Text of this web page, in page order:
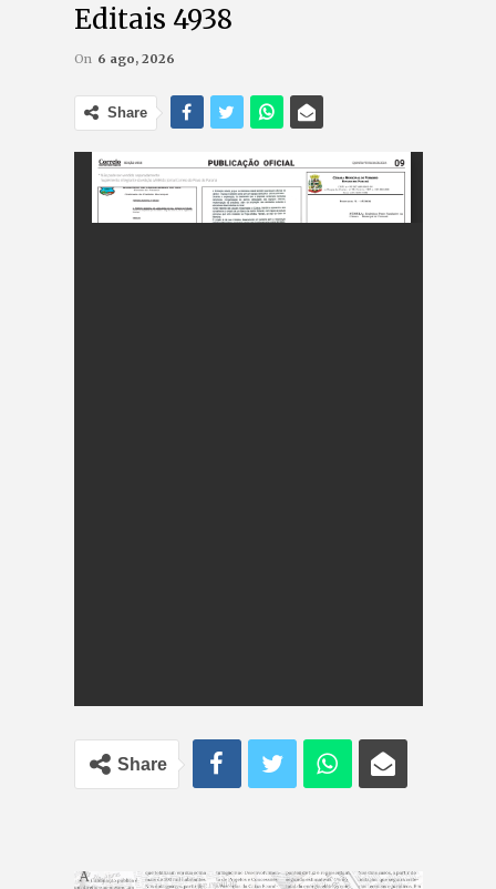
Editais 4938
On 6 ago, 2026
Share
Share